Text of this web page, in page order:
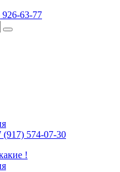
63-77
(917) 574-07-30
!